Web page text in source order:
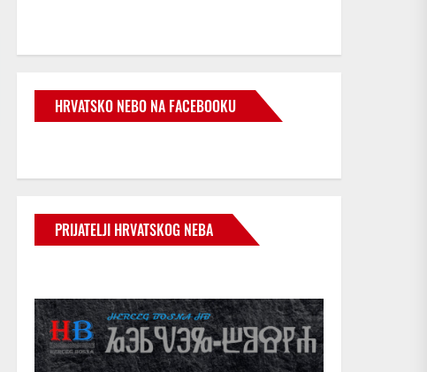
HRVATSKO NEBO NA FACEBOOKU
PRIJATELJI HRVATSKOG NEBA